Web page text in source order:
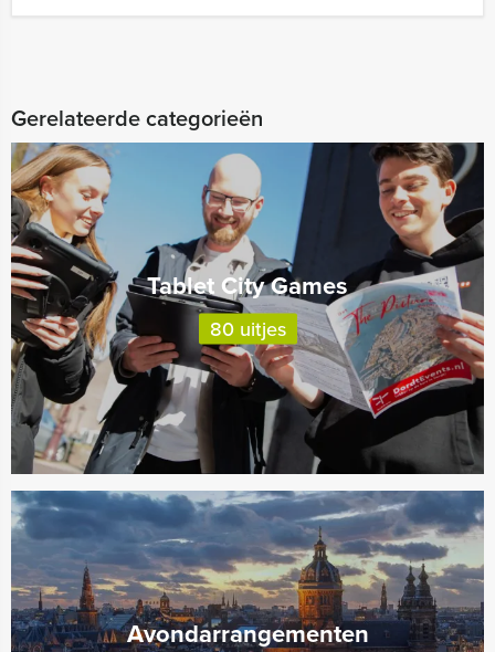
Gerelateerde categorieën
Tablet City Games
80 uitjes
Avondarrangementen